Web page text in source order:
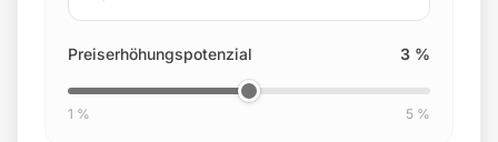
Preiserhöhungspotenzial 3 %
1 % 5 %